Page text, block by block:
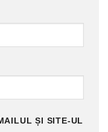
ȘI SITE-UL